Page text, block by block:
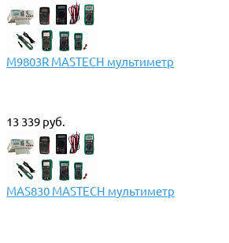
M9803R MASTECH мультиметр
13 339 руб.
MAS830 MASTECH мультиметр